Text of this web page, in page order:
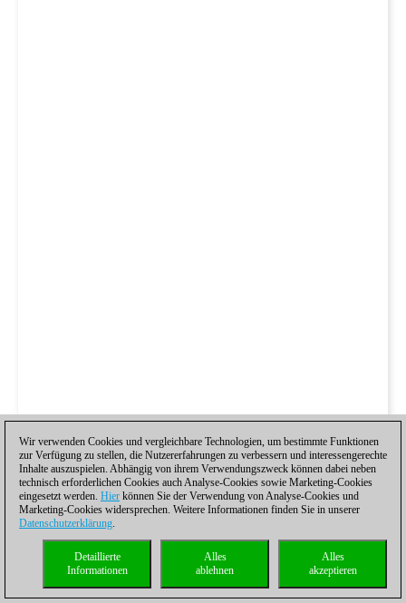
Wir verwenden Cookies und vergleichbare Technologien, um bestimmte Funktionen
zur Verfügung zu stellen, die Nutzererfahrungen zu verbessern und interessengerechte
Inhalte auszuspielen. Abhängig von ihrem Verwendungszweck können dabei neben
technisch erforderlichen Cookies auch Analyse-Cookies sowie Marketing-Cookies
eingesetzt werden. Hier können Sie der Verwendung von Analyse-Cookies und
Marketing-Cookies widersprechen. Weitere Informationen finden Sie in unserer
Datenschutzerklärung.
Alles
akzeptieren
Alles
ablehnen
Detaillierte
Informationen